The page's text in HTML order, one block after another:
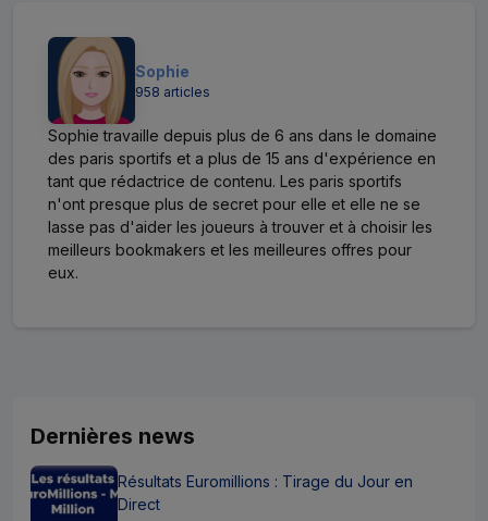
Sophie
958 articles
Sophie travaille depuis plus de 6 ans dans le domaine
des paris sportifs et a plus de 15 ans d'expérience en
tant que rédactrice de contenu. Les paris sportifs
n'ont presque plus de secret pour elle et elle ne se
lasse pas d'aider les joueurs à trouver et à choisir les
meilleurs bookmakers et les meilleures offres pour
eux.
Dernières news
Résultats Euromillions : Tirage du Jour en
Direct